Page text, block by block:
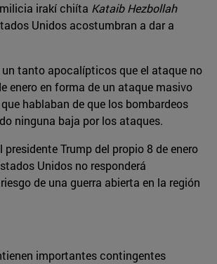
irakí chiíta Kataib Hezbollah
Unidos acostumbran a dar a
un tanto apocalípticos que el ataque no
enero en forma de un ataque masivo
hablaban de que los bombardeos
ninguna baja por los ataques.
Trump del propio 8 de enero
Unidos no responderá
de una guerra abierta en la región
importantes contingentes